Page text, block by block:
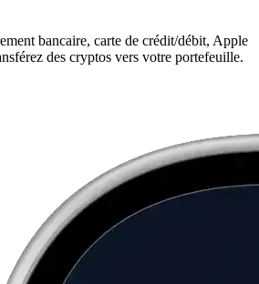
bancaire, carte de crédit/débit, Apple
des cryptos vers votre portefeuille.